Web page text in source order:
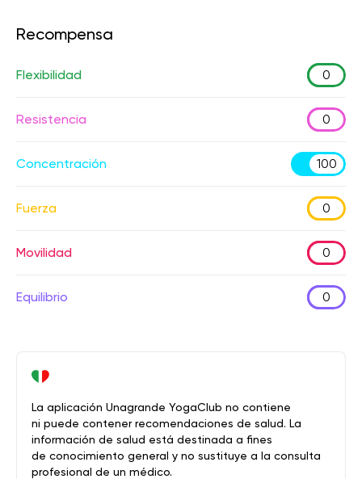
Recompensa
Flexibilidad 0
Resistencia 0
Concentración 100
Fuerza 0
Movilidad 0
Equilibrio 0
La aplicación Unagrande YogaClub no contiene
ni puede contener recomendaciones de salud. La
información de salud está destinada a fines
de conocimiento general y no sustituye a la consulta
profesional de un médico.